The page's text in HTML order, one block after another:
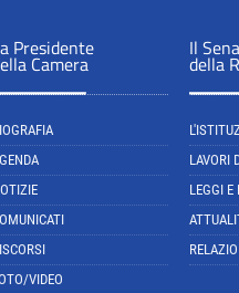
Presidente
Camera
VIDEO
Il
della
LAVORI
LEGGI E